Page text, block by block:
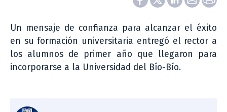
Un mensaje de confianza para alcanzar el éxito
en su formación universitaria entregó el rector a
los alumnos de primer año que llegaron para
incorporarse a la Universidad del Bío-Bío.